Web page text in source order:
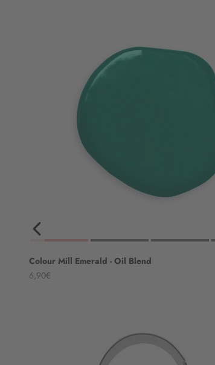
Colour Mill Emerald - Oil Blend
Angebot
6,90€